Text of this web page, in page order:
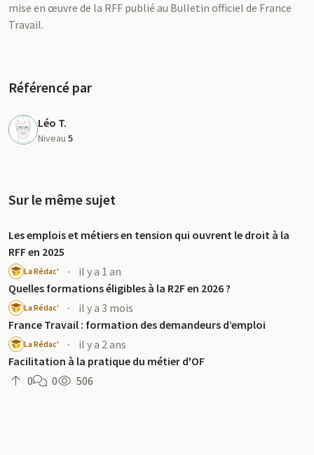
mise en œuvre de la RFF publié au Bulletin officiel de France
Travail.
Référencé par
Léo T.
Niveau 5
Sur le même sujet
Les emplois et métiers en tension qui ouvrent le droit à la
RFF en 2025
La Rédac' ·
il y a 1 an
Quelles formations éligibles à la R2F en 2026 ?
La Rédac' ·
il y a 3 mois
France Travail : formation des demandeurs d’emploi
La Rédac' ·
il y a 2 ans
Facilitation à la pratique du métier d'OF
0
0 506